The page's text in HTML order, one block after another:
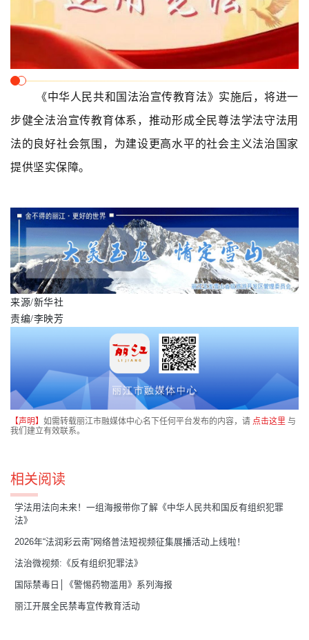
《中华人民共和国法治宣传教育法》实施后，将进一
步健全法治宣传教育体系，推动形成全民尊法学法守法用
法的良好社会氛围，为建设更高水平的社会主义法治国家
提供坚实保障。
来源/新华社
责编/李映芳
【声明】 如需转载丽江市融媒体中心名下任何平台发布的内容，请 点击这里 与
我们建立有效联系。
相关阅读
学法用法向未来！一组海报带你了解《中华人民共和国反有组织犯罪
法》
2026年“法润彩云南”网络普法短视频征集展播活动上线啦！
法治微视频:《反有组织犯罪法》
国际禁毒日│《警惕药物滥用》系列海报
丽江开展全民禁毒宣传教育活动